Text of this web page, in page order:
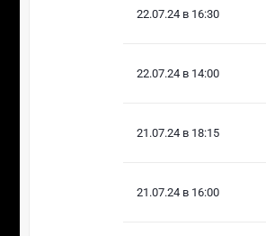
22.07.24 в 16:30
22.07.24 в 14:00
21.07.24 в 18:15
21.07.24 в 16:00